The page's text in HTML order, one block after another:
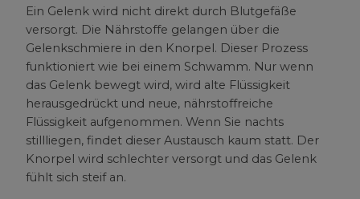
Ein Gelenk wird nicht direkt durch Blutgefäße
versorgt. Die Nährstoffe gelangen über die
Gelenkschmiere in den Knorpel. Dieser Prozess
funktioniert wie bei einem Schwamm. Nur wenn
das Gelenk bewegt wird, wird alte Flüssigkeit
herausgedrückt und neue, nährstoffreiche
Flüssigkeit aufgenommen. Wenn Sie nachts
stillliegen, findet dieser Austausch kaum statt. Der
Knorpel wird schlechter versorgt und das Gelenk
fühlt sich steif an.